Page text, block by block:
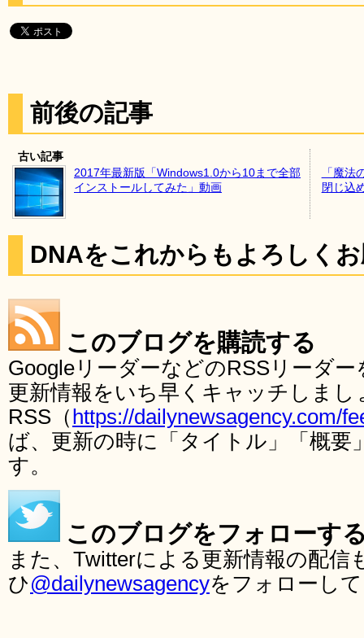
前後の記事
古い記事
2017年最新版「Windows1.0から10まで全部
インストールしてみた」動画
「魔法
閉じ込
DNAをこれからもよろしく
このブログを購読する
GoogleリーダーなどのRSSリーダ
更新情報をいち早くキャッチしま
RSS（ https://dailynewsagency.com/
ば、更新の時に「タイトル」「概要
す。
このブログをフォローす
また、Twitterによる更新情報の配
ひ@dailynewsagencyをフォローし